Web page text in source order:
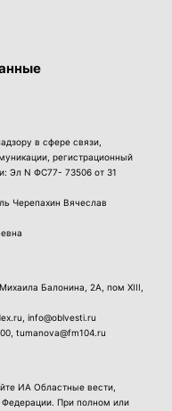
в сфере связи,
регистрационный
Эл N ФС77- 73506 от 31
Черепахин Вячеслав
Балонина, 2А, пом XIII,
info@oblvesti.ru
, tumanova@fm104.ru
ИА Областные вести,
При полном или